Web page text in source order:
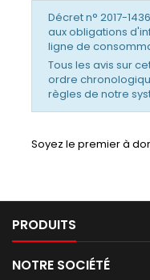
Décret n° 2017-
aux obligations
ligne de
Tous les avis sur
ordre
règles de notre
Soyez le premier à
PRODUITS
NOTRE SOCIÉTÉ